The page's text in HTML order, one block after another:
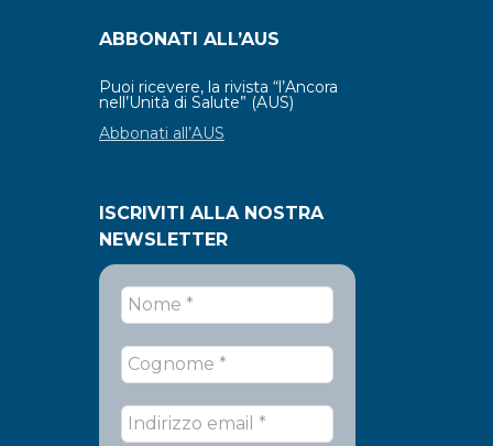
ABBONATI ALL’AUS
Puoi ricevere, la rivista “l’Ancora
nell’Unità di Salute” (AUS)
Abbonati all’AUS
ISCRIVITI ALLA NOSTRA
NEWSLETTER